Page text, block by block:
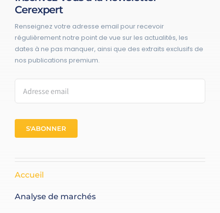
Cerexpert
Renseignez votre adresse email pour recevoir
régulièrement notre point de vue sur les actualités, les
dates à ne pas manquer, ainsi que des extraits exclusifs de
nos publications premium.
S'ABONNER
Accueil
Analyse de marchés